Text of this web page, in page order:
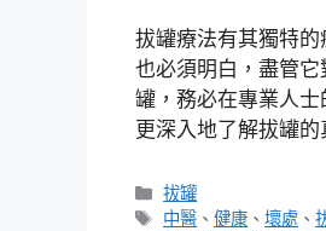
拔罐療法有其獨特
也必須明白，盡管
罐，務必在專業人
更深入地了解拔罐的
分
類
拔罐
標
中醫 、健康 、壞處 、